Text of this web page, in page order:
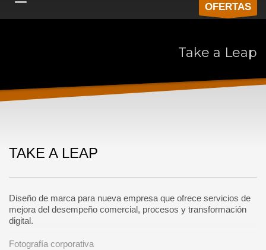
OFERTAS
Take a Leap
TAKE A LEAP
Diseño de marca para nueva empresa que ofrece servicios de
mejora del desempeño comercial, procesos y transformación
digital.
Fotografía corporativa